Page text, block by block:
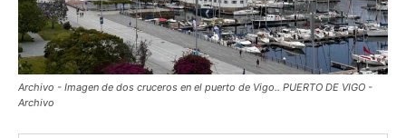
Archivo - Imagen de dos cruceros en el puerto de Vigo.. PUERTO DE VIGO -
Archivo